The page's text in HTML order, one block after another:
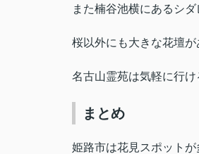
また楠谷池横にあるシ
桜以外にも大きな花壇
名古山霊苑は気軽に行け
まとめ
姫路市は花見スポットが